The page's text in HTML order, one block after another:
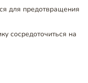
для предотвращения
сосредоточиться на